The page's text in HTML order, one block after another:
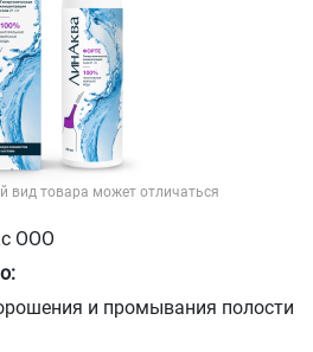
вид товара может отличаться
ООО
и промывания полости